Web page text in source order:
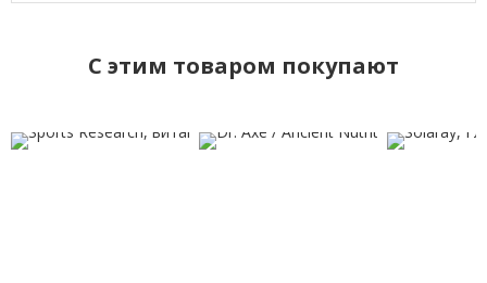
C этим товаром покупают